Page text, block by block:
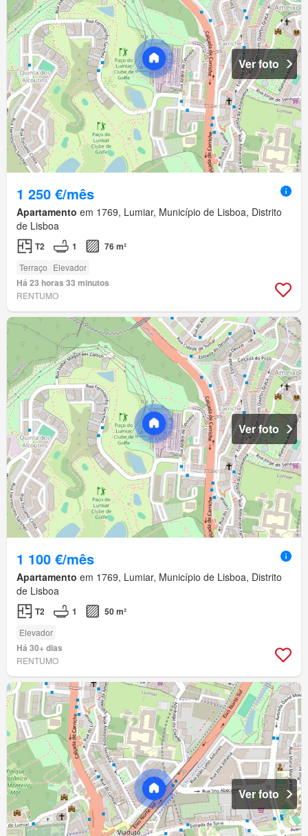
Ver foto
1 250 €/mês
Apartamento em 1769, Lumiar, Município de Lisboa, Distrito
de Lisboa
T2 1 76 m²
Terraço Elevador
Há 23 horas 33 minutos
RENTUMO
Ver foto
1 100 €/mês
Apartamento em 1769, Lumiar, Município de Lisboa, Distrito
de Lisboa
T2 1 50 m²
Elevador
Há 30+ dias
RENTUMO
Ver foto